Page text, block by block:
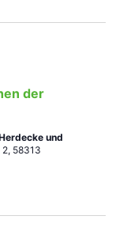
der
und
2, 58313